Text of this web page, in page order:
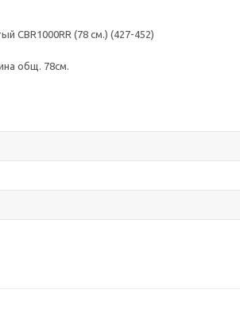
CBR1000RR (78 см.) (427-452)
общ. 78см.